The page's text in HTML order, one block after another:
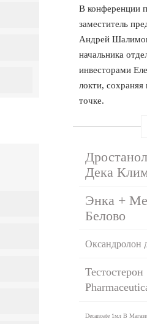
В конференции
заместитель
Андрей
начальника
инвесторами
локти,
точке.
Дека
Энка +
Белово
Оксандролон
Decanoate 1мл В